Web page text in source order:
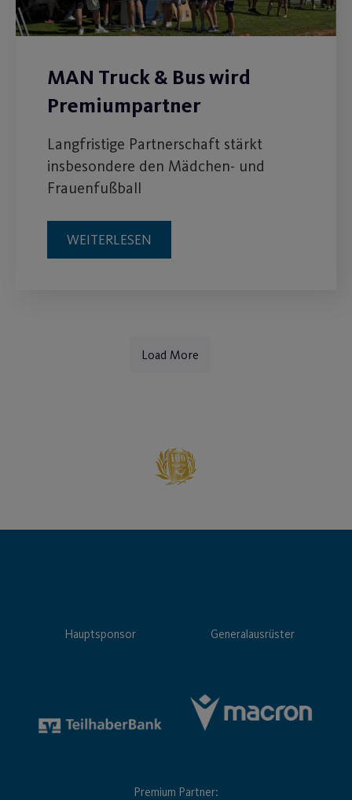
MAN Truck & Bus wird
Premiumpartner
Langfristige Partnerschaft stärkt
insbesondere den Mädchen- und
Frauenfußball
WEITERLESEN
Load More
Hauptsponsor Generalausrüster
Premium Partner: